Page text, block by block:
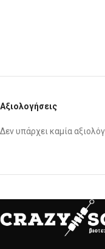
Αξιολογήσεις
Δεν υπάρχει καμία